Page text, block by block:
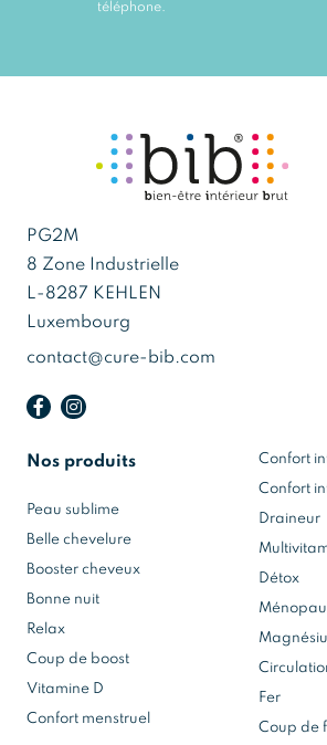
téléphone.
PG2M
8 Zone Industrielle
L-8287 KEHLEN
Luxembourg
contact@cure-bib.com
Nos produits
Peau sublime
Belle chevelure
Booster cheveux
Bonne nuit
Relax
Coup de boost
Vitamine D
Confort menstruel
Confort
Confort
Draineur
Détox
Fer
Coup de